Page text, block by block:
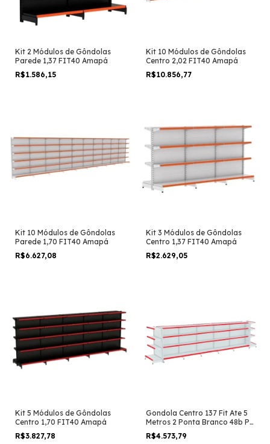
Kit 2 Módulos de Gôndolas
Parede 1,37 FIT40 Amapá
R$1.586,15
Kit 10 Módulos de Gôndolas
Centro 2,02 FIT40 Amapá
R$10.856,77
Kit 10 Módulos de Gôndolas
Parede 1,70 FIT40 Amapá
R$6.627,08
Kit 3 Módulos de Gôndolas
Centro 1,37 FIT40 Amapá
R$2.629,05
Kit 5 Módulos de Gôndolas
Centro 1,70 FIT40 Amapá
R$3.827,78
Gondola Centro 137 Fit Ate 5
Metros 2 Ponta Branco 48b Pe
Vermelho
R$4.573,79